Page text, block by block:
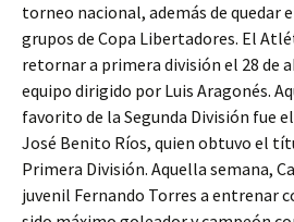
torneo nacional, además de quedar
grupos de Copa Libertadores. El
retornar a primera división el 28 de
equipo dirigido por Luis Aragonés.
favorito de la Segunda División fue
José Benito Ríos, quien obtuvo el
Primera División. Aquella semana,
juvenil Fernando Torres a entrenar